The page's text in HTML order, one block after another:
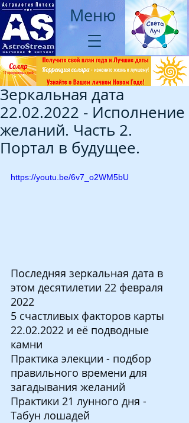
Меню
Зеркальная дата
22.02.2022 - Исполнение
желаний. Часть 2.
Портал в будущее.
https://youtu.be/6v7_o2WM5bU
Последняя зеркальная дата в
этом десятилетии 22 февраля
2022
5 счастливых факторов карты
22.02.2022 и её подводные
камни
Практика элекции - подбор
правильного времени для
загадывания желаний
Практики 21 лунного дня -
Табун лошадей